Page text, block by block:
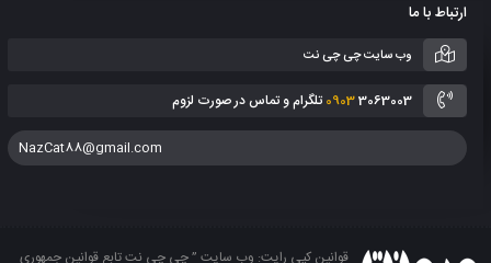
ارتباط با ما
وب سایت چی چی نت
09033063003 تلگرام و تماس در صورت لزوم
NazCat88@gmail.com
قوانین کپی رایت: وب سایت ” چی چی نت تابع قوانین جمهوری